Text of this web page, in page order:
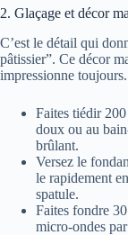
2. Glaçage et décor
C’est le détail qui
pâtissier”. Ce décor
impressionne toujours.
Faites tiédir
doux ou au
brûlant.
Versez le
le rapidement
spatule.
Faites fondre
micro-ondes